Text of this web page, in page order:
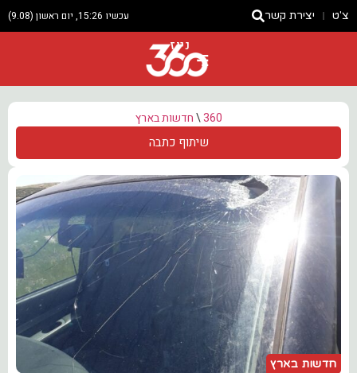
צ'ט יצירת קשר עכשיו 15:26, יום ראשון (9.08)
ניוז
360
\חדשות בארץ
שיתוף כתבה
חדשות בארץ